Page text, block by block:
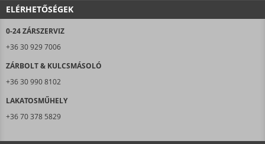
ELÉRHETŐSÉGEK
0-24 ZÁRSZERVIZ
+36 30 929 7006
ZÁRBOLT & KULCSMÁSOLÓ
+36 30 990 8102
LAKATOSMŰHELY
+36 70 378 5829